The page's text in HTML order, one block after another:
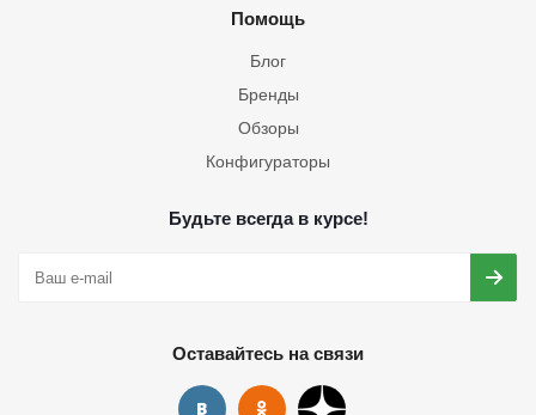
Помощь
Блог
Бренды
Обзоры
Конфигураторы
Будьте всегда в курсе!
Оставайтесь на связи